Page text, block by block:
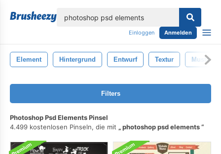
Einloggen Anmelden
Element Hintergrund Entwurf Textur Muster
Filters
Photoshop Psd Elements Pinsel
4.499 kostenlosen Pinseln, die mit
photoshop psd elements